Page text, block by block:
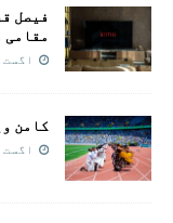
فیصل
مقامی
اگست 5, 2026
کامن
اگست 5, 2026